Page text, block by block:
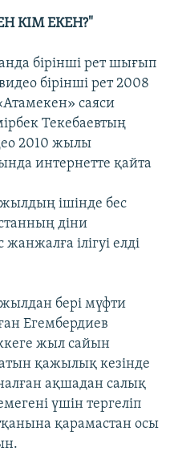
КІМ ЕКЕН?"
бірінші рет шығып
бірінші рет 2008
саяси
Текебаевтың
2010 жылы
интернетте қайта
ішінде бес
діни
ілігуі елді
бері мүфти
Егембердиев
жыл сайын
қажылық кезінде
ақшадан салық
үшін тергеліп
қарамастан осы